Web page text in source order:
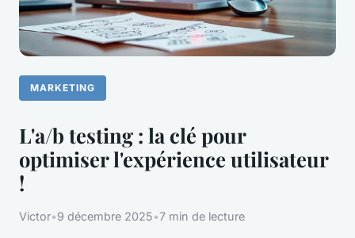
MARKETING
L'a/b testing : la clé pour
optimiser l'expérience utilisateur
!
Victor•9 décembre 2025•7 min de lecture